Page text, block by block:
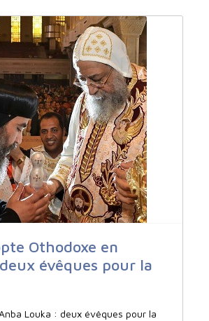
Othodoxe en
évêques pour la
Louka : deux évêques pour la